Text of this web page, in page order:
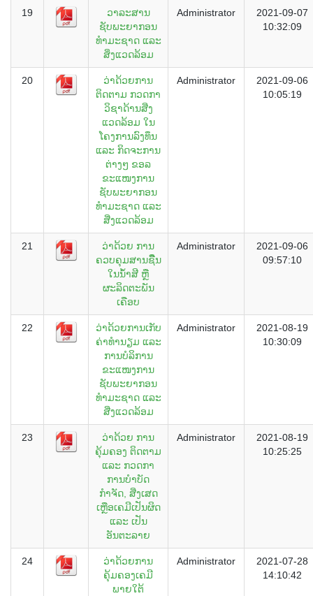
19
ວາລະສານ
ຊັບພະຍາກອນ
ທຳມະຊາດ ແລະ
ສິ່ງແວດລ້ອມ
Administrator
2021-09-07
10:32:09
20
ວ່າດ້ວຍການ
ຕິດຕາມ ກວດກາ
ວິຊາດ້ານສີ່ງ
ແວດລ້ອມ ໃນ
ໂຄງການລົງທຶນ
ແລະ ກິດຈະການ
ຕ່າງໆ ຂອລ
ຂະແໜງການ
ຊັບພະຍາກອນ
ທຳມະຊາດ ແລະ
ສີ່ງແວດລ້ອມ
Administrator
2021-09-06
10:05:19
21
ວ່າດ້ວຍ ການ
ຄວບຄຸມສານຊືີນ
ໃນນ້ຳສີ ຫຼື
ຜະລິດຕະພັນ
ເຄືອບ
Administrator
2021-09-06
09:57:10
22
ວ່າດ້ວຍການເກັບ
ຄ່າທຳນຽມ ແລະ
ການບໍລິການ
ຂະແໜງການ
ຊັບພະຍາກອນ
ທຳມະຊາດ ແລະ
ສີ່ງແວດລ້ອມ
Administrator
2021-08-19
10:30:09
23
ວ່າດ້ວຍ ການ
ຄຸ້ມຄອງ ຕິດຕາມ
ແລະ ກວດກາ
ການບຳບັດ
ກຳຈັດ, ສີ່ງເສດ
ເຫຼືອເຄມີເປັນຜິດ
ແລະ ເປັນ
ອັນຕະລາຍ
Administrator
2021-08-19
10:25:25
24
ວ່າດ້ວຍການ
ຄຸ້ມຄອງເຄມີ
ພາຍໃຕ້
Administrator
2021-07-28
14:10:42